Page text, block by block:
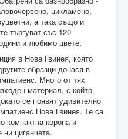
цикламено,
а така също и
търгуват със 120
и любимо цвете.
в Нова Гвинея, която
образци донася в
Много от тях
материал, с който
се появят удивително
Нова Гвинея. Те са
компактна корона и
циганчета.